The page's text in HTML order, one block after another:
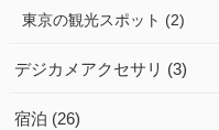
東京の観光スポット (2)
デジカメアクセサリ (3)
宿泊 (26)